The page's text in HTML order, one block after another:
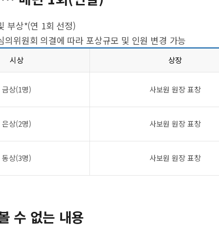
부상*(연 1회 선정)
위원회 의결에 따라 포상규모 및 인원 변경 가능
시상 상장
금상(1명) 사보원 원장 표창
은상(2명) 사보원 원장 표창
동상(3명) 사보원 원장 표창
수 없는 내용